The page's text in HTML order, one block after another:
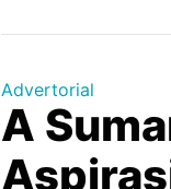
Advertorial
A